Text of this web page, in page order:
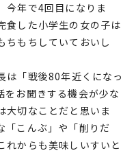
今年で4回目になりま
食した小学生の女の子は
ちもちしていておいし
は「戦後80年近くになっ
をお聞きする機会が少な
大切なことだと思いま
「こんぶ」や「削りだ
れからも美味しいすいと